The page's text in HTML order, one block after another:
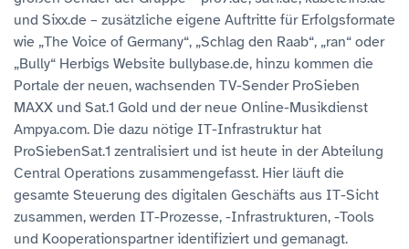
und Sixx.de – zusätzliche eigene Auftritte für Erfolgsformate
wie „The Voice of Germany“, „Schlag den Raab“, „ran“ oder
„Bully“ Herbigs Website bullybase.de, hinzu kommen die
Portale der neuen, wachsenden TV-Sender ProSieben
MAXX und Sat.1 Gold und der neue Online-Musikdienst
Ampya.com. Die dazu nötige IT-Infrastruktur hat
ProSiebenSat.1 zentralisiert und ist heute in der Abteilung
Central Operations zusammengefasst. Hier läuft die
gesamte Steuerung des digitalen Geschäfts aus IT-Sicht
zusammen, werden IT-Prozesse, -Infrastrukturen, -Tools
und Kooperationspartner identifiziert und gemanagt.